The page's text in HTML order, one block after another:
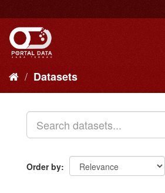
to
content
Datasets
Order by